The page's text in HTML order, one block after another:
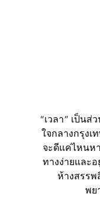
“เวลา” เป็น
ใจกลางกรุง
จะดีแค่ไหนห
ทางง่ายและ
ห้างสรรพ
พย